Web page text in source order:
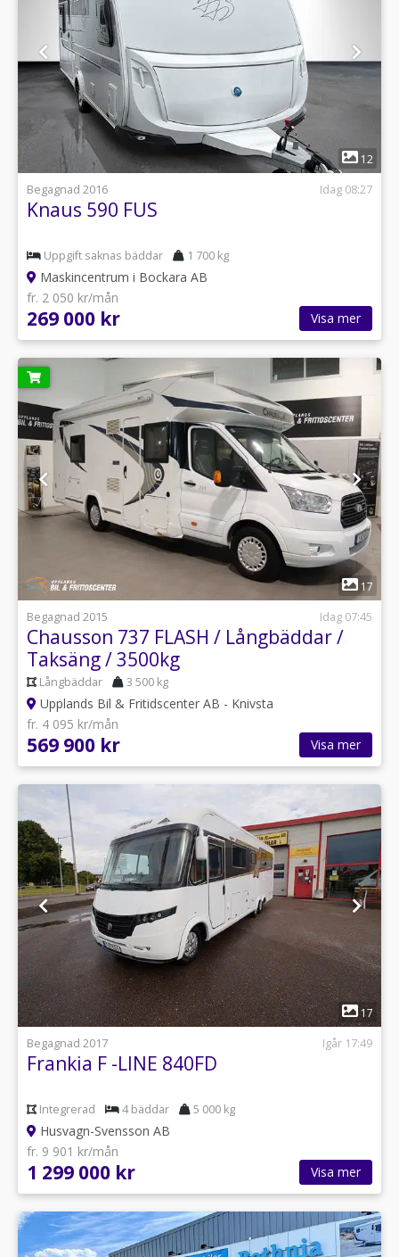
12
Begagnad 2016
Idag 08:27
Knaus 590 FUS
Uppgift saknas bäddar 1 700 kg
Maskincentrum i Bockara AB
fr. 2 050 kr/mån
269 000 kr Visa mer
17
Begagnad 2015
Idag 07:45
Chausson 737 FLASH / Långbäddar /
Taksäng / 3500kg
Långbäddar 3 500 kg
Upplands Bil & Fritidscenter AB - Knivsta
fr. 4 095 kr/mån
569 900 kr Visa mer
1
17
Begagnad 2017
Igår 17:49
Frankia F -LINE 840FD
Integrerad 4 bäddar 5 000 kg
Husvagn-Svensson AB
fr. 9 901 kr/mån
1 299 000 kr Visa mer